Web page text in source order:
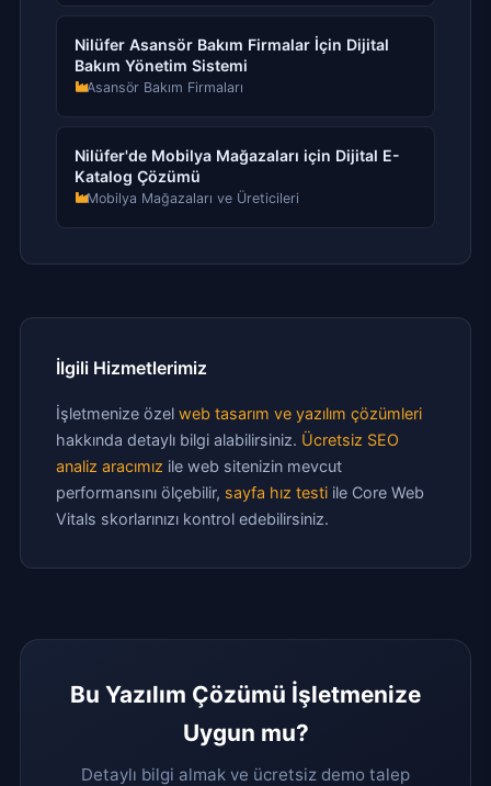
Nilüfer Asansör Bakım Firmalar İçin Dijital
Bakım Yönetim Sistemi
Asansör Bakım Firmaları
Nilüfer'de Mobilya Mağazaları için Dijital E-
Katalog Çözümü
Mobilya Mağazaları ve Üreticileri
İlgili Hizmetlerimiz
İşletmenize özel web tasarım ve yazılım çözümleri
hakkında detaylı bilgi alabilirsiniz. Ücretsiz SEO
analiz aracımız ile web sitenizin mevcut
performansını ölçebilir, sayfa hız testi ile Core Web
Vitals skorlarınızı kontrol edebilirsiniz.
Bu Yazılım Çözümü İşletmenize
Uygun mu?
Detaylı bilgi almak ve ücretsiz demo talep